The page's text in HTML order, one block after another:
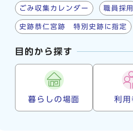
ごみ収集カレンダー 職員採用
史跡恭仁宮跡 特別史跡に指定
目的から探す
暮らしの場面 利用